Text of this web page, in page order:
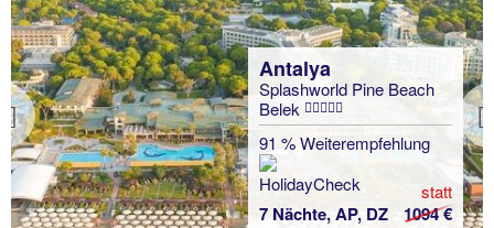
Previous
Antalya
Splashworld Pine Beach
Belek
91 % Weiterempfehlung
7 Nächte, AP, DZ
statt
1094 €